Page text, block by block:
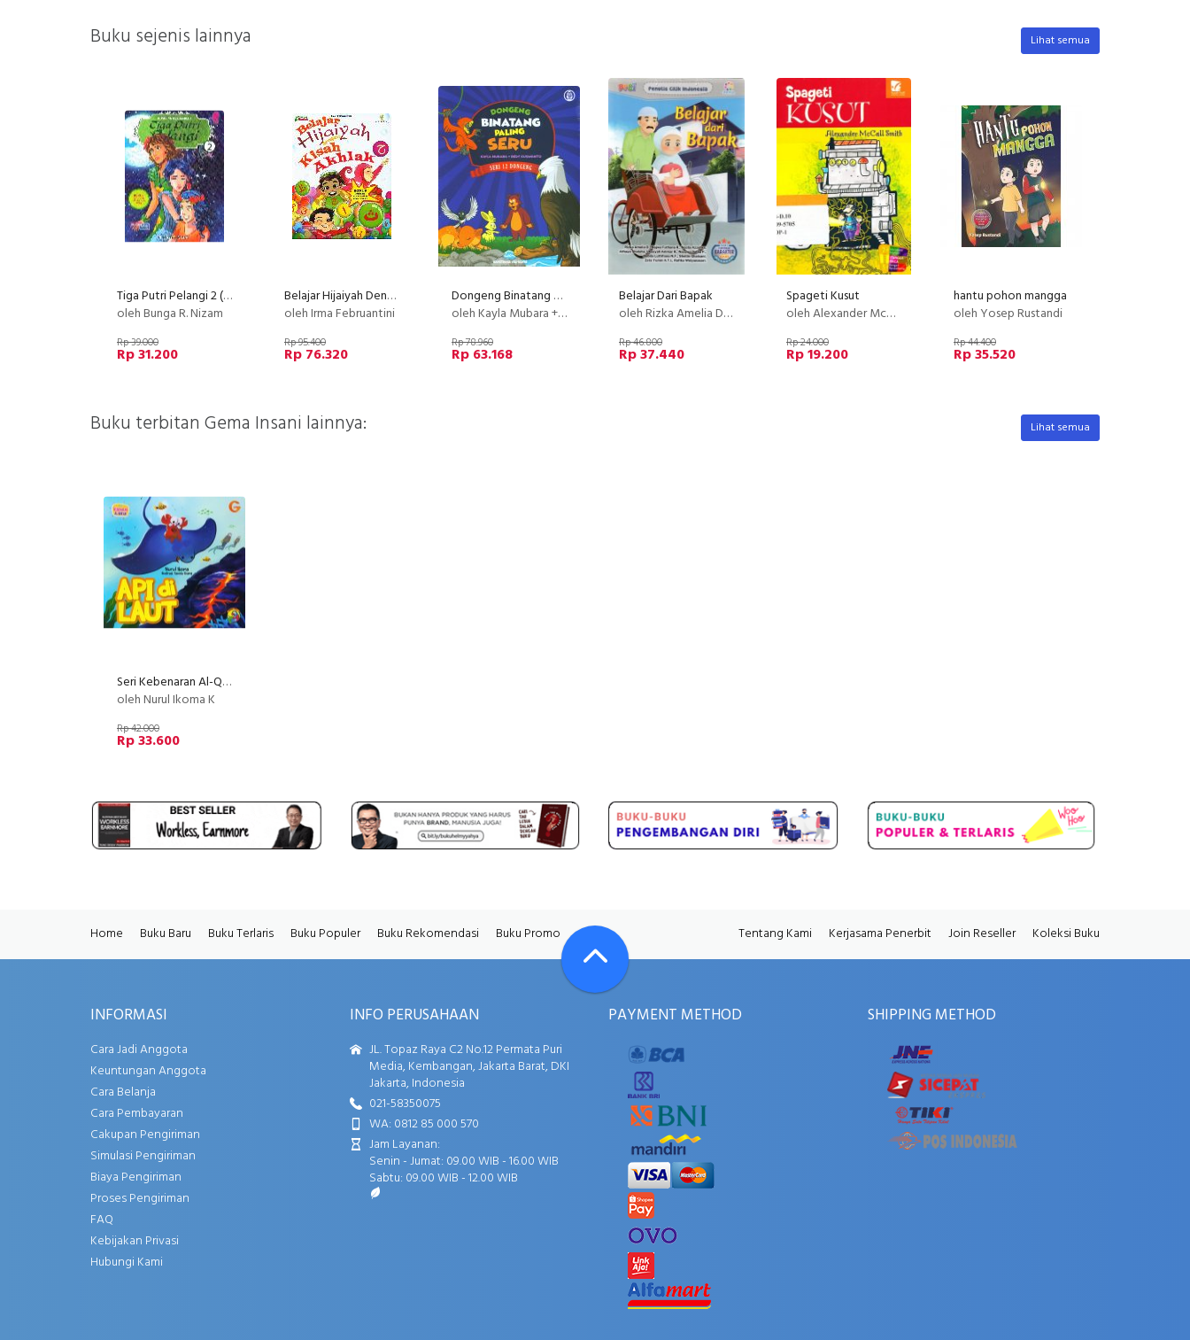
Buku sejenis lainnya Lihat semua
Tiga Putri Pelangi 2 (Dongeng Bergambar)
oleh Bunga R. Nizam
Rp 39.000
Rp 31.200
Belajar Hijaiyah Dengan Kisah Akhlak
oleh Irma Februantini
Rp 95.400
Rp 76.320
Dongeng Binatang Paling Seru (Seri 12 Dongeng)
oleh Kayla Mubara + Redy Kuswanto
Rp 78.960
Rp 63.168
Belajar Dari Bapak
oleh Rizka Amelia Dewi, dkk
Rp 46.800
Rp 37.440
Spageti Kusut
oleh Alexander McCall Smith
Rp 24.000
Rp 19.200
hantu pohon mangga
oleh Yosep Rustandi
Rp 44.400
Rp 35.520
Buku terbitan Gema Insani lainnya: Lihat semua
Seri Kebenaran Al-Quran: Api di Laut (full color)
oleh Nurul Ikoma K
Rp 42.000
Rp 33.600
Home Buku Baru Buku Terlaris Buku Populer Buku Rekomendasi Buku Promo Tentang Kami Kerjasama Penerbit Join Reseller Koleksi Buku
INFORMASI
Cara Jadi Anggota
Keuntungan Anggota
Cara Belanja
Cara Pembayaran
Cakupan Pengiriman
Simulasi Pengiriman
Biaya Pengiriman
Proses Pengiriman
FAQ
Kebijakan Privasi
Hubungi Kami
INFO PERUSAHAAN
JL. Topaz Raya C2 No.12 Permata Puri
Media, Kembangan, Jakarta Barat, DKI
Jakarta, Indonesia
021-58350075
WA: 0812 85 000 570
Jam Layanan:
Senin - Jumat: 09.00 WIB - 16.00 WIB
Sabtu: 09.00 WIB - 12.00 WIB
PAYMENT METHOD SHIPPING METHOD